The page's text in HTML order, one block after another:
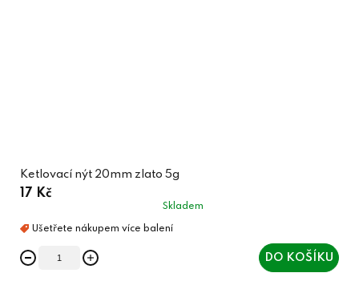
Ketlovací nýt 20mm zlato 5g
17 Kč
Skladem
DO KOŠÍKU